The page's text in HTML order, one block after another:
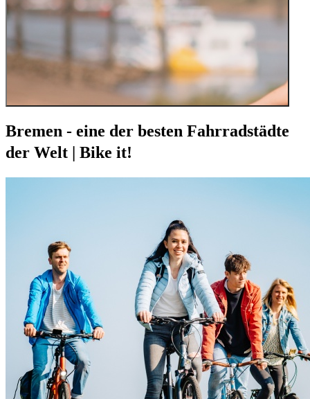
Bremen - eine der besten Fahrradstädte
der Welt | Bike it!